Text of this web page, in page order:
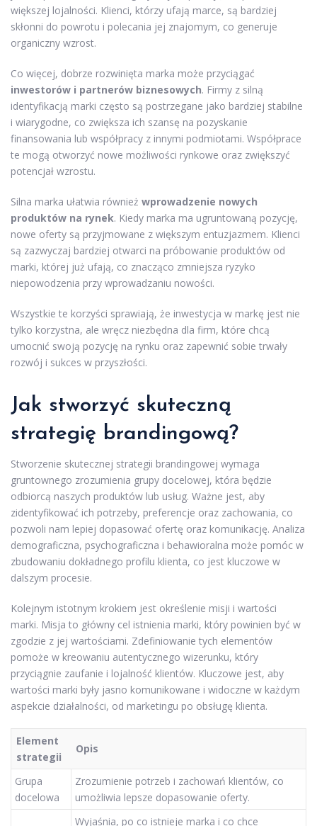
większej lojalności. Klienci, którzy ufają marce, są bardziej
skłonni do powrotu i polecania jej znajomym, co generuje
organiczny wzrost.
Co więcej, dobrze rozwinięta marka może przyciągać
inwestorów i partnerów biznesowych. Firmy z silną
identyfikacją marki często są postrzegane jako bardziej stabilne
i wiarygodne, co zwiększa ich szansę na pozyskanie
finansowania lub współpracy z innymi podmiotami. Współprace
te mogą otworzyć nowe możliwości rynkowe oraz zwiększyć
potencjał wzrostu.
Silna marka ułatwia również wprowadzenie nowych
produktów na rynek. Kiedy marka ma ugruntowaną pozycję,
nowe oferty są przyjmowane z większym entuzjazmem. Klienci
są zazwyczaj bardziej otwarci na próbowanie produktów od
marki, której już ufają, co znacząco zmniejsza ryzyko
niepowodzenia przy wprowadzaniu nowości.
Wszystkie te korzyści sprawiają, że inwestycja w markę jest nie
tylko korzystna, ale wręcz niezbędna dla firm, które chcą
umocnić swoją pozycję na rynku oraz zapewnić sobie trwały
rozwój i sukces w przyszłości.
Jak stworzyć skuteczną
strategię brandingową?
Stworzenie skutecznej strategii brandingowej wymaga
gruntownego zrozumienia grupy docelowej, która będzie
odbiorcą naszych produktów lub usług. Ważne jest, aby
zidentyfikować ich potrzeby, preferencje oraz zachowania, co
pozwoli nam lepiej dopasować ofertę oraz komunikację. Analiza
demograficzna, psychograficzna i behawioralna może pomóc w
zbudowaniu dokładnego profilu klienta, co jest kluczowe w
dalszym procesie.
Kolejnym istotnym krokiem jest określenie misji i wartości
marki. Misja to główny cel istnienia marki, który powinien być w
zgodzie z jej wartościami. Zdefiniowanie tych elementów
pomoże w kreowaniu autentycznego wizerunku, który
przyciągnie zaufanie i lojalność klientów. Kluczowe jest, aby
wartości marki były jasno komunikowane i widoczne w każdym
aspekcie działalności, od marketingu po obsługę klienta.
Element
strategii
Opis
Grupa
docelowa
Zrozumienie potrzeb i zachowań klientów, co
umożliwia lepsze dopasowanie oferty.
Wyjaśnia, po co istnieje marka i co chce